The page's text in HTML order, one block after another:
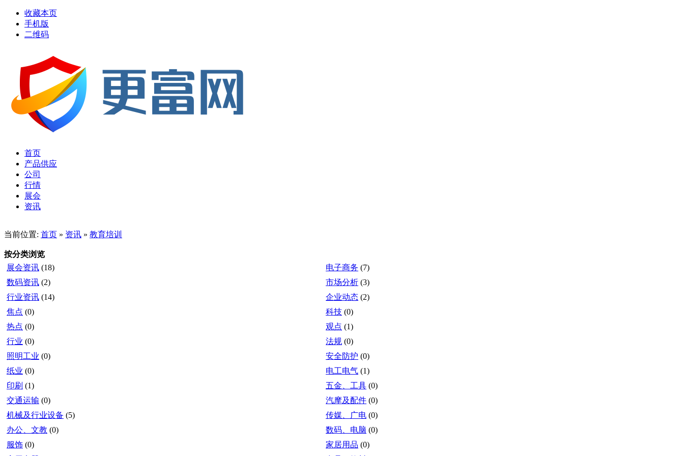
收藏本页
手机版
二维码
首页
产品供应
公司
行情
展会
资讯
当前位置: 首页 » 资讯 » 教育培训
按分类浏览
展会资讯 (18) 电子商务 (7)
数码资讯 (2) 市场分析 (3)
行业资讯 (14) 企业动态 (2)
焦点 (0) 科技 (0)
热点 (0) 观点 (1)
行业 (0) 法规 (0)
照明工业 (0) 安全防护 (0)
纸业 (0) 电工电气 (1)
印刷 (1) 五金、工具 (0)
交通运输 (0) 汽摩及配件 (0)
机械及行业设备 (5) 传媒、广电 (0)
办公、文教 (0) 数码、电脑 (0)
服饰 (0) 家居用品 (0)